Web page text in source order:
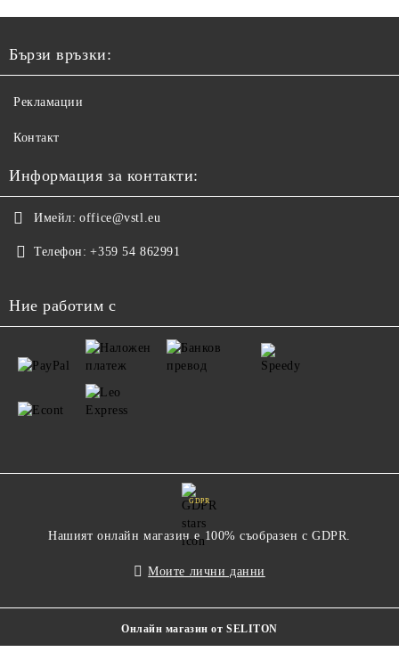
Бързи връзки:
Рекламации
Контакт
Информация за контакти:
Имейл: office@vstl.eu
Телефон: +359 54 862991
Ние работим с
GDPR
Нашият онлайн магазин е 100% съобразен с GDPR.
Моите лични данни
Онлайн магазин от SELITON